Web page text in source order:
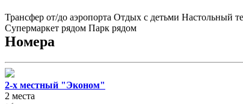
Трансфер от/до аэропорта Отдых с детьми Настольный
Супермаркет рядом Парк рядом
Номера
2-х местный "Эконом"
2 места